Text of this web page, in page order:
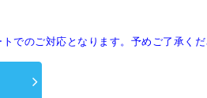
でのご対応となります。予めご了承くだ